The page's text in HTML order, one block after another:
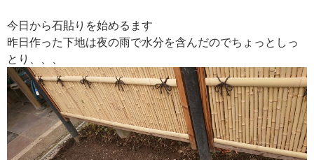
今日から石貼りを始めるます
昨日作った下地は夜の雨で水分を含んだのでちょっとしっ
とり、、、